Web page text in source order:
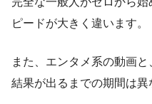
ピードが大きく違います。
また、エンタメ系の動画と
結果が出るまでの期間は異